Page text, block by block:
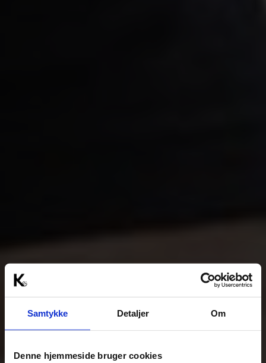
Samtykke Detaljer Om
Denne hjemmeside bruger cookies